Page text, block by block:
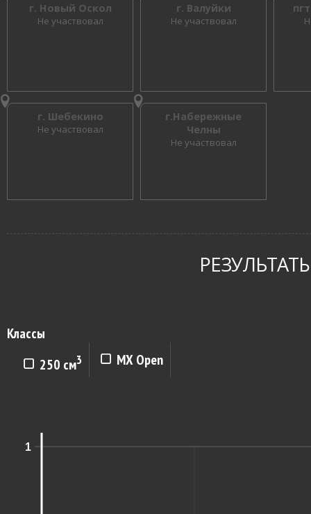
г. Новый Оскол
Не участвовал
г. Валуйки
Не участвовал
г. Шебекино
Не участвовал
г.Набережные
Челны
Не участвовал
Классы
250 см3 MX Open
1